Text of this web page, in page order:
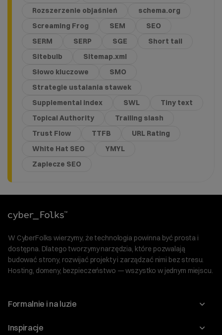
Rozszerzenie objaśnień
schema.org
Screaming Frog
SEM
SEO
SERM
SERP SGE
Short tail
Sitebulb
Sitemap.xml
Słowo kluczowe
SMO
Strategie ustalania stawek
Supplemental index
SWL
Tiny text
Topical Authority
Trailing slash
Trust Flow
TTFB
URL Rating
White Hat SEO
YMYL
Zaplecze SEO
W CyberFolks wierzymy, że technologia powinna być prosta i
dostępna. Dlatego tworzymy narzędzia, które pozwalają
budować strony, rozwijać projekty i zarządzać nimi bez stresu.
Hosting, domeny, bezpieczeństwo — wszystko w jednym miejscu.
Formalnie i na luzie
O nas
Inspiracje